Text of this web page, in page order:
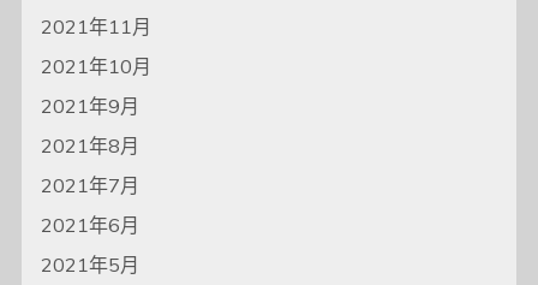
2021年11月
2021年10月
2021年9月
2021年8月
2021年7月
2021年6月
2021年5月